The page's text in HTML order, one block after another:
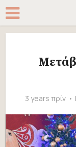
3 years πρίν